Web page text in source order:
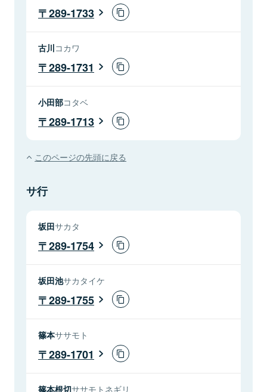
289-1733
古川コカワ
289-1731
小田部コタベ
289-1713
このページの先頭に戻る
サ行
坂田サカタ
289-1754
坂田池サカタイケ
289-1755
篠本ササモト
289-1701
篠本根切ササモトネギリ